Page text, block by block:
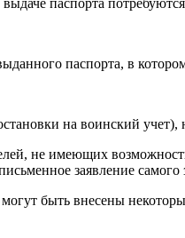
паспорта
паспорта, в
на воинский учет),
не имеющих
заявление
быть внесены